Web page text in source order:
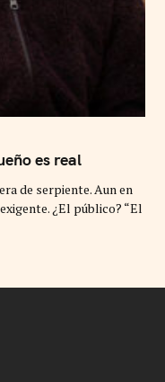
es real
de serpiente. Aun en
¿El público? “El